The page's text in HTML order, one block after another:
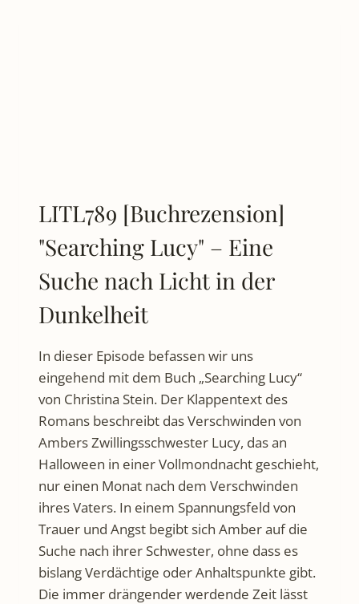
LITL789 [Buchrezension]
"Searching Lucy" – Eine
Suche nach Licht in der
Dunkelheit
In dieser Episode befassen wir uns
eingehend mit dem Buch „Searching Lucy“
von Christina Stein. Der Klappentext des
Romans beschreibt das Verschwinden von
Ambers Zwillingsschwester Lucy, das an
Halloween in einer Vollmondnacht geschieht,
nur einen Monat nach dem Verschwinden
ihres Vaters. In einem Spannungsfeld von
Trauer und Angst begibt sich Amber auf die
Suche nach ihrer Schwester, ohne dass es
bislang Verdächtige oder Anhaltspunkte gibt.
Die immer drängender werdende Zeit lässt